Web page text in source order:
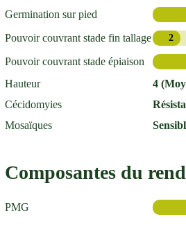
Germination sur pied
Pouvoir couvrant stade fin tallage 2
Pouvoir couvrant stade épiaison
Hauteur
4
Cécidomyies
Mosaïques
Composantes du
PMG